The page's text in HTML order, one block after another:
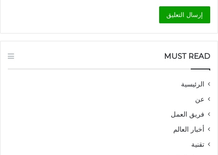
MUST READ
الرئيسية
عن
فريق العمل
أخبار العالم
تقنية